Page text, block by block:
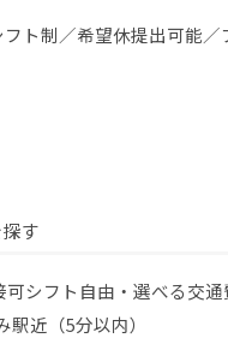
ト制／希望休提出可能
す
可シフト自由・選べる交
駅近（5分以内）